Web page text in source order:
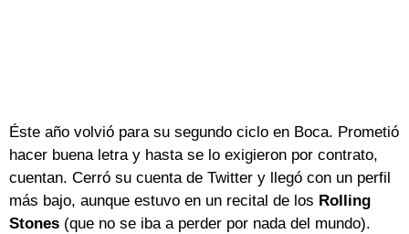
Éste año volvió para su segundo ciclo en Boca. Prometió
hacer buena letra y hasta se lo exigieron por contrato,
cuentan. Cerró su cuenta de Twitter y llegó con un perfil
más bajo, aunque estuvo en un recital de los Rolling
Stones (que no se iba a perder por nada del mundo).